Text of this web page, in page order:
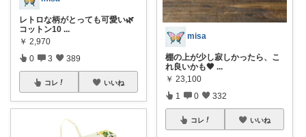
レトロな柄がとっても可愛い🌿
コットン10 ...
￥ 2,970
0 3 389
コレ いいね
misa
棚の上が少し寂しかったら、こ
れ良いかも🖤 ...
￥ 23,100
1 0 332
コレ いいね